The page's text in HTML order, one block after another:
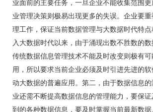
业面前的主要任务，一旦企业不能收集范围
业管理决策则极易出现更多的失误。企业要
理工作，保证当前数据管理与大数据时代特
入大数据时代以来，由于涌现出数不胜数的
传统数据信息管理技术不能及时改变则极有
用，所以要求当前企业必须及时引进先进的
动大数据的普遍应用。第二，由于数据信息
业还需不断提高数据信息的管理能力，要保
到的各种数据信息，要及时掌握当前最新数